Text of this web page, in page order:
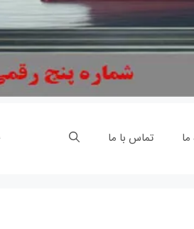
ما تماس با ما